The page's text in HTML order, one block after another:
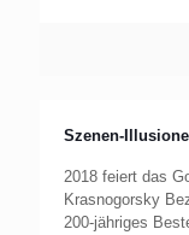
Szenen-
2018 feiert das
Krasnogorsky
200-jähriges